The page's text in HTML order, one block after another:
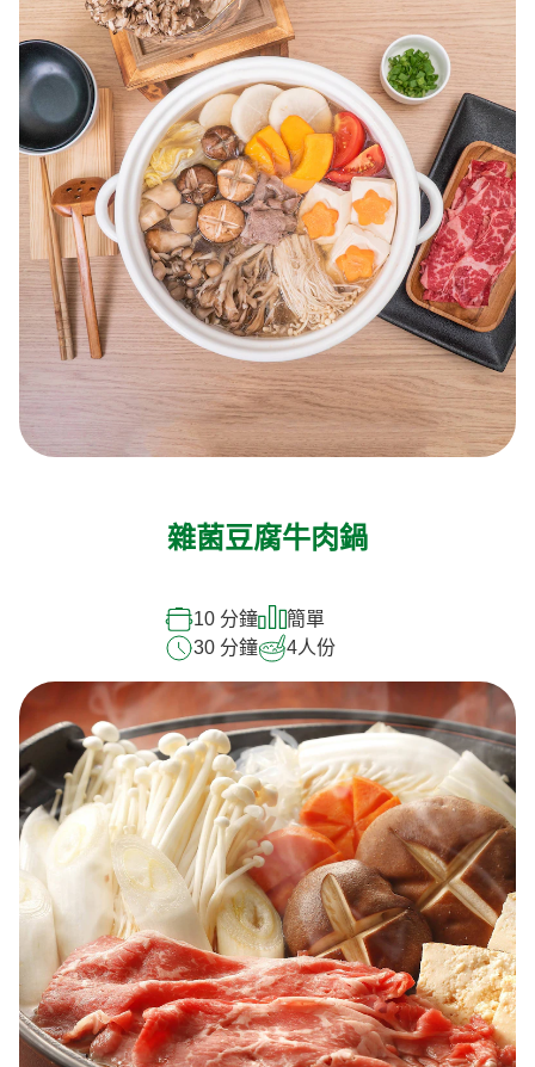
家樂牌雞湯粒
家樂牌純鮮清雞湯
雜菌豆腐牛肉鍋
10 分鐘
簡單
30 分鐘
4人份